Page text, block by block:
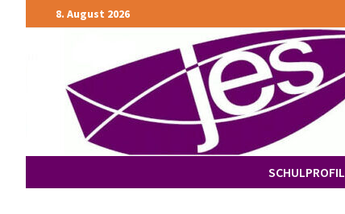
Zurück
zum
8. August 2026
SCHULPROFIL